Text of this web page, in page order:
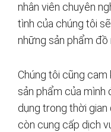
nhân viên chuyên
tình của chúng tôi
những sản phẩm đồ
Chúng tôi cũng cam
sản phẩm của mình
dụng trong thời gian
còn cung cấp dịch